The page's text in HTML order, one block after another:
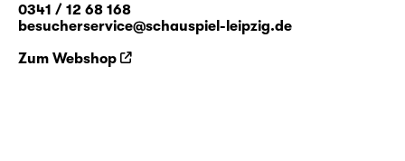
übernehmenFalk Rößler
0341 / 12 68 168
besucherservice@schauspiel-leipzig.de
Zum Webshop